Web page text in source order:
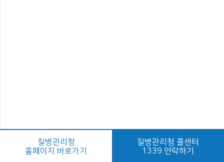
질병관리청
홈페이지 바로가기
질병관리청 콜센터
1339 연락하기